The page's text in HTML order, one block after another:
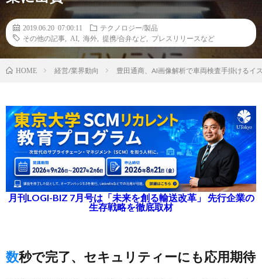
2019.06.20 07:00:11
テクノロジー/製品
その他の記事
AI 海外 提携/合弁など プレスリリースなど
HOME 経営/業界動向 豊田通商、AI画像解析で車両検査手掛けるイ
月刊LOGI-BIZ 7月号は「未来を創る輸送改革」 先行企業の
生存戦略を徹底取材
数秒で完了、セキュリティーにも応用期待